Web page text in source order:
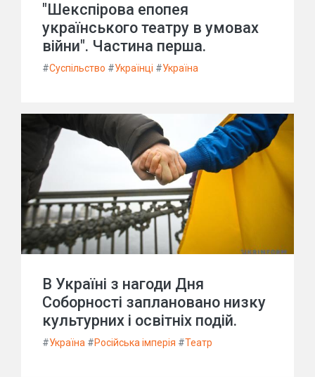
"Шекспірова епопея
українського театру в умовах
війни". Частина перша.
#Суспільство #Українці #Україна
В Україні з нагоди Дня
Соборності заплановано низку
культурних і освітніх подій.
#Україна #Російська імперія #Театр